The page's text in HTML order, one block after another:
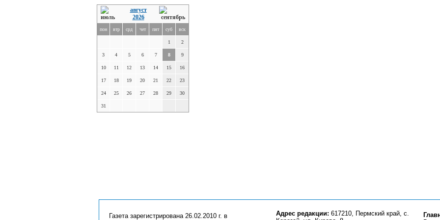
август
2026
пон втр срд чет пят суб вск
1 2
3 4 5 6 7 8 9
10 11 12 13 14 15 16
17 18 19 20 21 22 23
24 25 26 27 28 29 30
31
Газета зарегистрирована 26.02.2010 г. в
Адрес редакции: 617210, Пермский край, с.